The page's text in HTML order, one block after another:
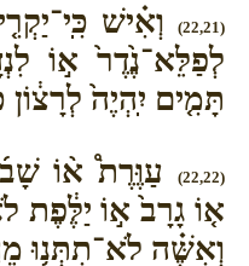
(22,21)
וְאִ֗ישׁ
לְפַלֵּא־נֶ֙דֶר֙ א֣וֹ
תָּמִ֤ים יִֽהְיֶה֙ לְרָצ֔וֹן
(22,22)
עַוֶּרֶת֩ א֨וֹ
א֤וֹ גָרָב֙ א֣וֹ יַלֶּ֔פֶת
וְאִשֶּׁ֗ה לֹא־תִתְּנ֥וּ